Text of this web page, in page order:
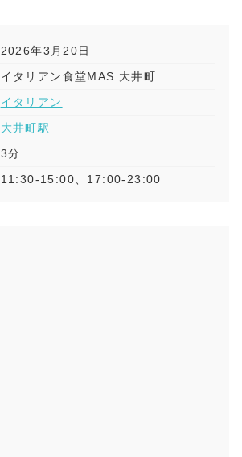
2026年3月20日
イタリアン食堂MAS 大井町
イタリアン
大井町駅
3分
11:30-15:00、17:00-23:00